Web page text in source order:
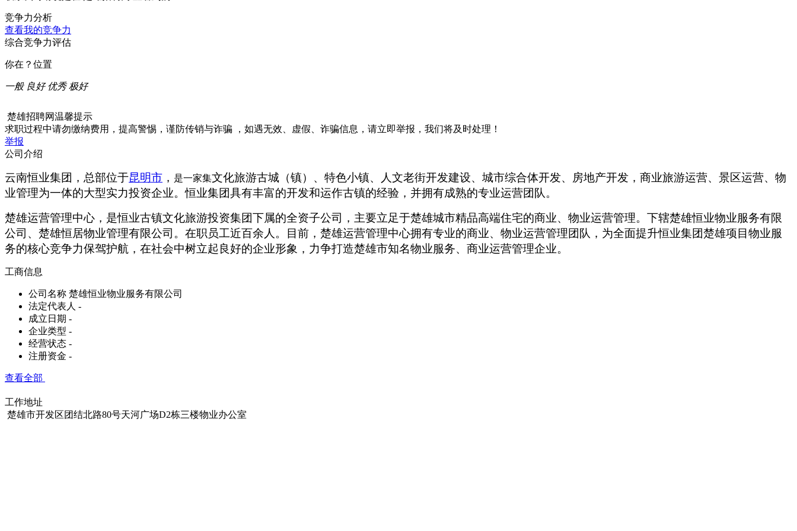
竞争力分析
查看我的竞争力
综合竞争力评估
你在？位置
一般 良好 优秀 极好
楚雄招聘网温馨提示
求职过程中请勿缴纳费用，提高警惕，谨防传销与诈骗 ，如遇无效、虚假、诈骗信息，请立即举报，我们将及时处理！
举报
公司介绍
云南恒业集团， 总部位于昆明市 ， 是一家集文化旅游古城（镇）、特色小镇、人文老街开发建设、城市综合体开发、房地产开发，商业旅游运营、景区运营、物
业管理为一体的大型实力投资企业。恒业集团具有丰富的开发和运作古镇的经验，并拥有成熟的专业运营团队。
楚雄运营管理中心，是恒业古镇文化旅游投资集团下属的全资子公司，主要立足于楚雄城市精品高端住宅的商业、物业运营管理。下辖楚雄恒业物业服务有限
公司、楚雄恒居物业管理有限公司。在职员工近百余人。目前，楚雄运营管理中心拥有专业的商业、物业运营管理团队，为全面提升恒业集团楚雄项目物业服
务的核心竞争力保驾护航，在社会中树立起良好的企业形象，力争打造楚雄市知名物业服务、商业运营管理企业。
工商信息
公司名称 楚雄恒业物业服务有限公司
法定代表人 -
成立日期 -
企业类型 -
经营状态 -
注册资金 -
查看全部
工作地址
楚雄市开发区团结北路80号天河广场D2栋三楼物业办公室